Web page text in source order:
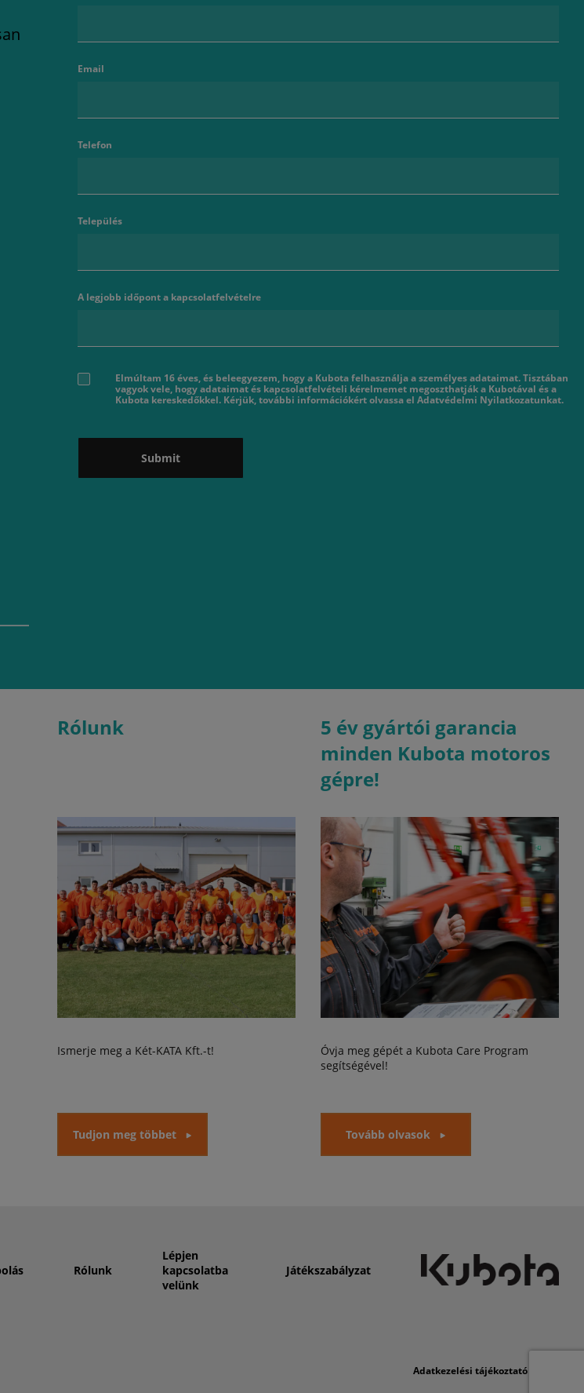
Email
Telefon
Település
A legjobb időpont a kapcsolatfelvételre
Elmúltam 16 éves, és beleegyezem, hogy a Kubota felhasználja a személyes adataimat. Tisztában
vagyok vele, hogy adataimat és kapcsolatfelvételi kérelmemet megoszthatják a Kubotával és a
Kubota kereskedőkkel. Kérjük, további információkért olvassa el Adatvédelmi Nyilatkozatunkat.
Submit
Rólunk
Ismerje meg a Két-KATA Kft.-t!
Tudjon meg többet
5 év gyártói garancia
minden Kubota motoros
gépre!
Óvja meg gépét a Kubota Care Program
segítségével!
Tovább olvasok
Rólunk
Lépjen
kapcsolatba
velünk
Játékszabályzat
Adatkezelési tájékoztató